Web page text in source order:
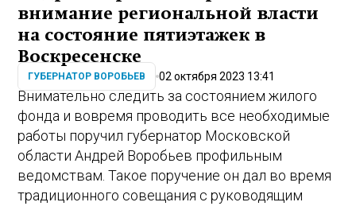
внимание региональной власти
на состояние пятиэтажек в
Воскресенске
ГУБЕРНАТОР ВОРОБЬЕВ 02 октября 2023 13:41
Внимательно следить за состоянием жилого
фонда и вовремя проводить все необходимые
работы поручил губернатор Московской
области Андрей Воробьев профильным
ведомствам. Такое поручение он дал во время
традиционного совещания с руководящим